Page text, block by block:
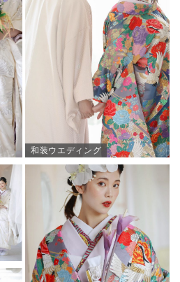
和装ウエディング